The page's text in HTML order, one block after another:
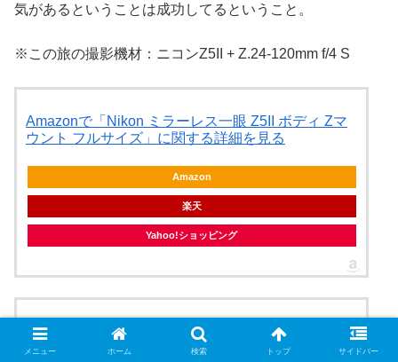
気があるということは成功してるということ。
※この旅の撮影機材：ニコンZ5II + Z.24-120mm f/4 S
Amazonで「Nikon ミラーレス一眼 Z5II ボディ Zマ
ウント フルサイズ」に関する詳細を見る
Amazon
楽天
Yahoo!ショッピング
Amazonで「Nikon 標準ズームレンズ NIKKOR Z 24-
120mm f/4 S Zマウント フルサイズ対応 Sライン
メニュー ホーム 検索 トップ サイドバー